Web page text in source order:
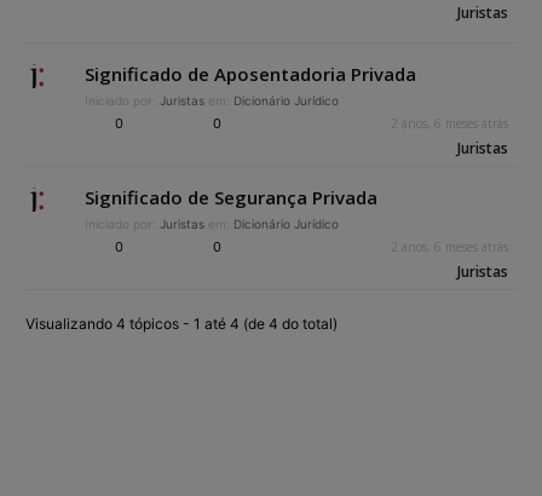
Juristas
Significado de Aposentadoria Privada
Iniciado por: Juristas em: Dicionário Jurídico
0 0 2 anos, 6 meses atrás
Juristas
Significado de Segurança Privada
Iniciado por: Juristas em: Dicionário Jurídico
0 0 2 anos, 6 meses atrás
Juristas
Visualizando 4 tópicos - 1 até 4 (de 4 do total)